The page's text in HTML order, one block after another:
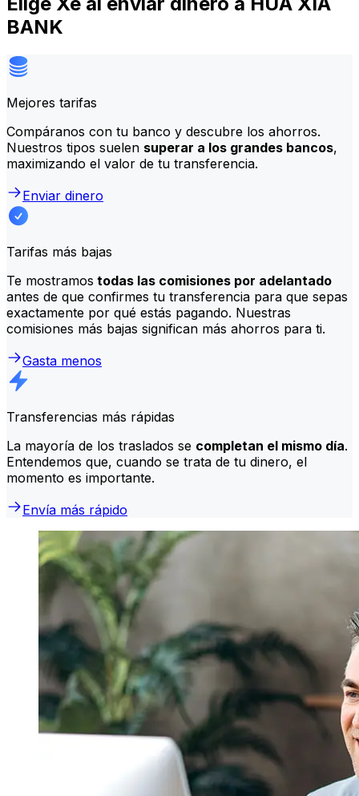
BANK
Mejores tarifas
Compáranos con tu banco y descubre los ahorros.
Nuestros tipos suelen superar a los grandes bancos,
maximizando el valor de tu transferencia.
Enviar dinero
Tarifas más bajas
Te mostramos todas las comisiones por adelantado
antes de que confirmes tu transferencia para que sepas
exactamente por qué estás pagando. Nuestras
comisiones más bajas significan más ahorros para ti.
Gasta menos
Transferencias más rápidas
La mayoría de los traslados se completan el mismo día.
Entendemos que, cuando se trata de tu dinero, el
momento es importante.
Envía más rápido